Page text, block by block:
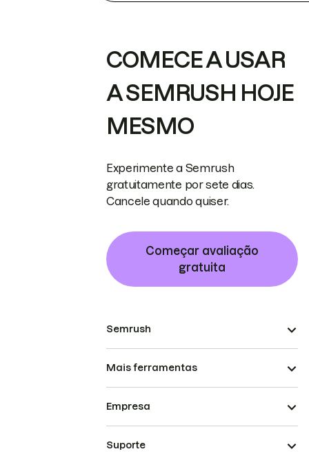
COMECE A USAR
A SEMRUSH HOJE
MESMO
Experimente a Semrush
gratuitamente por sete dias.
Cancele quando quiser.
Começar avaliação
gratuita
Semrush
Mais ferramentas
Empresa
Suporte